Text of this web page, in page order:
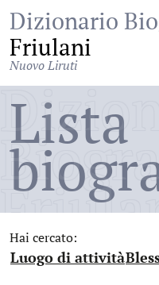
Dizionario
Friulani
Nuovo Liruti
Lista
Hai cercato:
Luogo di attività
: